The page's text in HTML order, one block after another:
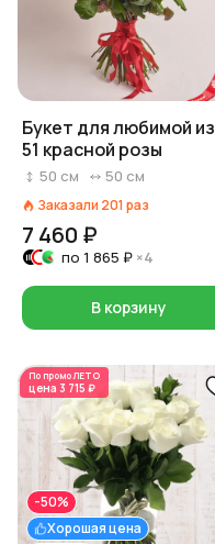
Букет для любимой из
51 красной розы
50 см 50 см
Заказали 201 раз
7 460 ₽
по 1 865 ₽ ×4
В корзину
По промоЛЕТО
цена 3 715 ₽
Хорошая цена
-50%